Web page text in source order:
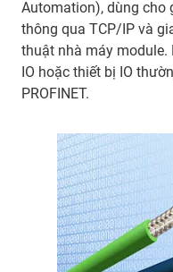
Automation), dùng cho
thông qua TCP/IP và
thuật nhà máy module.
IO hoặc thiết bị IO
PROFINET.